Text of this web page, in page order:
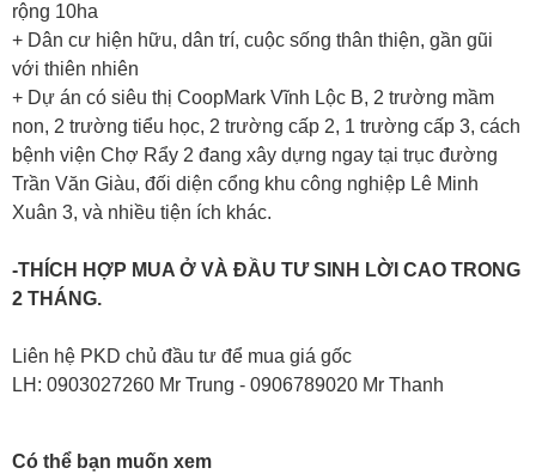
rộng 10ha
+ Dân cư hiện hữu, dân trí, cuộc sống thân thiện, gần gũi
với thiên nhiên
+ Dự án có siêu thị CoopMark Vĩnh Lộc B, 2 trường mầm
non, 2 trường tiểu học, 2 trường cấp 2, 1 trường cấp 3, cách
bệnh viện Chợ Rẩy 2 đang xây dựng ngay tại trục đường
Trần Văn Giàu, đối diện cổng khu công nghiệp Lê Minh
Xuân 3, và nhiều tiện ích khác.
-THÍCH HỢP MUA Ở VÀ ĐẦU TƯ SINH LỜI CAO TRONG
2 THÁNG.
Liên hệ PKD chủ đầu tư để mua giá gốc
LH: 0903027260 Mr Trung - 0906789020 Mr Thanh
Có thể bạn muốn xem